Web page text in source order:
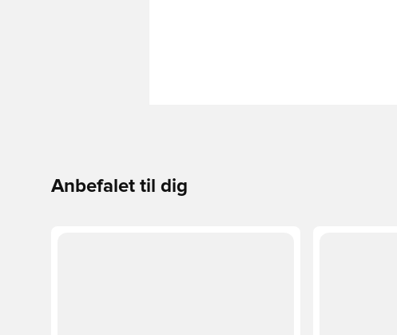
Anbefalet til dig